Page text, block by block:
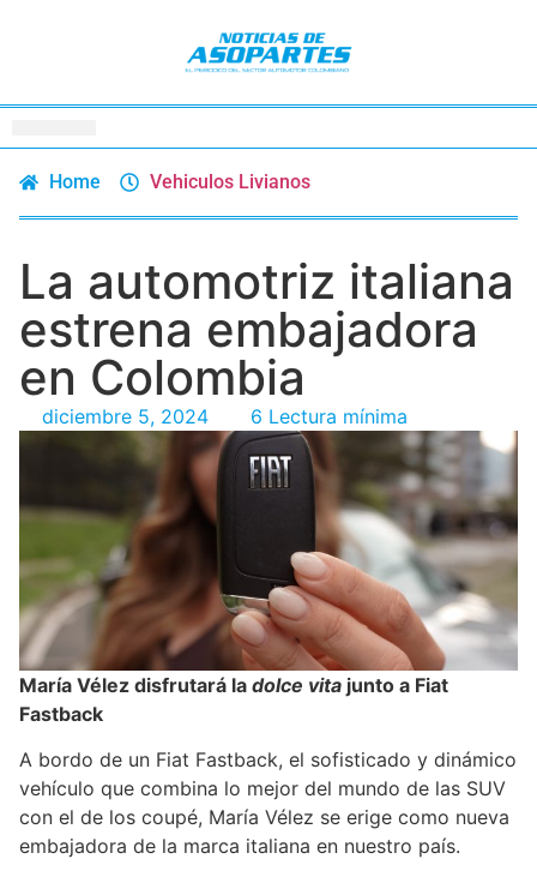
Home Vehiculos Livianos
La automotriz italiana
estrena embajadora
en Colombia
diciembre 5, 2024 6 Lectura mínima
María Vélez disfrutará la dolce vita junto a Fiat
Fastback
A bordo de un Fiat Fastback, el sofisticado y dinámico
vehículo que combina lo mejor del mundo de las SUV
con el de los coupé, María Vélez se erige como nueva
embajadora de la marca italiana en nuestro país.